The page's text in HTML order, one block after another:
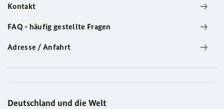
Kontakt
FAQ - häufig gestellte Fragen
Adresse / Anfahrt
Deutschland und die Welt